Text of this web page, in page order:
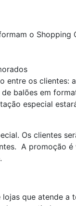
o
entre os clientes:
de balões em
especial
Os clientes
A promoção
que atende a